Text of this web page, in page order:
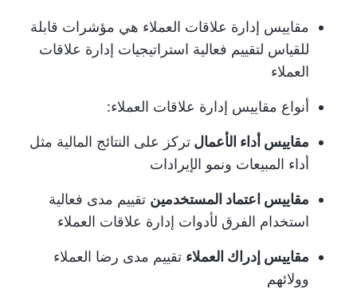
مقاييس إدارة علاقات العملاء هي مؤشرات قابلة
للقياس لتقييم فعالية استراتيجيات إدارة علاقات
العملاء
أنواع مقاييس إدارة علاقات العملاء:
مقاييس أداء الأعمال تركز على النتائج المالية مثل
أداء المبيعات ونمو الإيرادات
مقاييس اعتماد المستخدمين تقييم مدى فعالية
استخدام الفرق لأدوات إدارة علاقات العملاء
مقاييس إدراك العملاء تقييم مدى رضا العملاء
وولائهم